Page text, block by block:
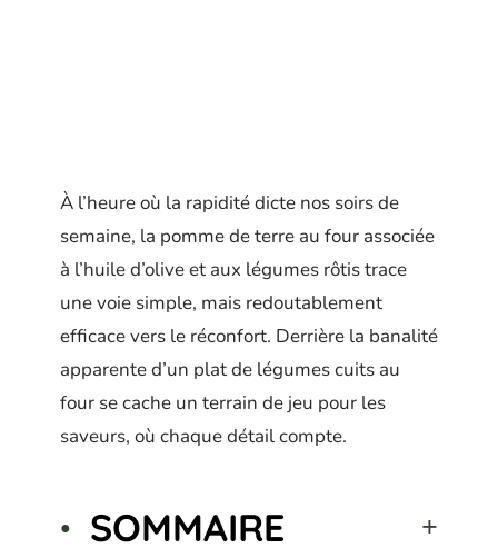
À l’heure où la rapidité dicte nos soirs de
semaine, la pomme de terre au four associée
à l’huile d’olive et aux légumes rôtis trace
une voie simple, mais redoutablement
efficace vers le réconfort. Derrière la banalité
apparente d’un plat de légumes cuits au
four se cache un terrain de jeu pour les
saveurs, où chaque détail compte.
SOMMAIRE